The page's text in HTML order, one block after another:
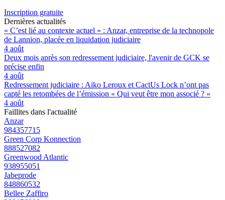
Inscription gratuite
Dernières actualités
« C’est lié au contexte actuel » : Anzar, entreprise de la technopole
de Lannion, placée en liquidation judiciaire
4 août
Deux mois après son redressement judiciaire, l'avenir de GCK se
précise enfin
4 août
Redressement judiciaire : Aiko Leroux et CactUs Lock n’ont pas
capté les retombées de l’émission « Qui veut être mon associé ? »
4 août
Faillites dans l'actualité
Anzar
984357715
Green Corp Konnection
888527082
Greenwood Atlantic
938955051
Jabeprode
848860532
Bellee Zaffiro